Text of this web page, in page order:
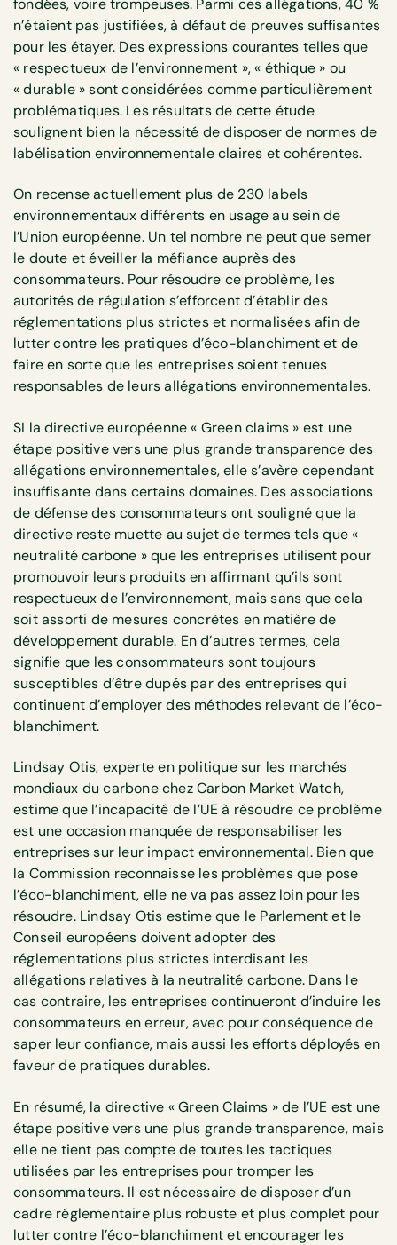
fondées, voire trompeuses. Parmi ces allégations, 40 %
n’étaient pas justifiées, à défaut de preuves suffisantes
pour les étayer. Des expressions courantes telles que
« respectueux de l’environnement », « éthique » ou
« durable » sont considérées comme particulièrement
problématiques. Les résultats de cette étude
soulignent bien la nécessité de disposer de normes de
labélisation environnementale claires et cohérentes.
On recense actuellement plus de 230 labels
environnementaux différents en usage au sein de
l’Union européenne. Un tel nombre ne peut que semer
le doute et éveiller la méfiance auprès des
consommateurs. Pour résoudre ce problème, les
autorités de régulation s’efforcent d’établir des
réglementations plus strictes et normalisées afin de
lutter contre les pratiques d’éco-blanchiment et de
faire en sorte que les entreprises soient tenues
responsables de leurs allégations environnementales.
SI la directive européenne « Green claims » est une
étape positive vers une plus grande transparence des
allégations environnementales, elle s’avère cependant
insuffisante dans certains domaines. Des associations
de défense des consommateurs ont souligné que la
directive reste muette au sujet de termes tels que «
neutralité carbone » que les entreprises utilisent pour
promouvoir leurs produits en affirmant qu’ils sont
respectueux de l’environnement, mais sans que cela
soit assorti de mesures concrètes en matière de
développement durable. En d’autres termes, cela
signifie que les consommateurs sont toujours
susceptibles d’être dupés par des entreprises qui
continuent d’employer des méthodes relevant de l’éco-
blanchiment.
Lindsay Otis, experte en politique sur les marchés
mondiaux du carbone chez Carbon Market Watch,
estime que l’incapacité de l’UE à résoudre ce problème
est une occasion manquée de responsabiliser les
entreprises sur leur impact environnemental. Bien que
la Commission reconnaisse les problèmes que pose
l’éco-blanchiment, elle ne va pas assez loin pour les
résoudre. Lindsay Otis estime que le Parlement et le
Conseil européens doivent adopter des
réglementations plus strictes interdisant les
allégations relatives à la neutralité carbone. Dans le
cas contraire, les entreprises continueront d’induire les
consommateurs en erreur, avec pour conséquence de
saper leur confiance, mais aussi les efforts déployés en
faveur de pratiques durables.
En résumé, la directive « Green Claims » de l’UE est une
étape positive vers une plus grande transparence, mais
elle ne tient pas compte de toutes les tactiques
utilisées par les entreprises pour tromper les
consommateurs. Il est nécessaire de disposer d’un
cadre réglementaire plus robuste et plus complet pour
lutter contre l’éco-blanchiment et encourager les